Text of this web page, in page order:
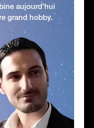
aujourd'hui
grand hobby.